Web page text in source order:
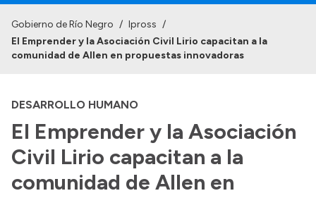
Institucional
Autoridades
Delegaciones
Consultorios Propios
Presentación CV
Gobierno de Río Negro / Ipross /
El Emprender y la Asociación Civil Lirio capacitan a la
comunidad de Allen en propuestas innovadoras
DESARROLLO HUMANO
El Emprender y la Asociación
Civil Lirio capacitan a la
comunidad de Allen en